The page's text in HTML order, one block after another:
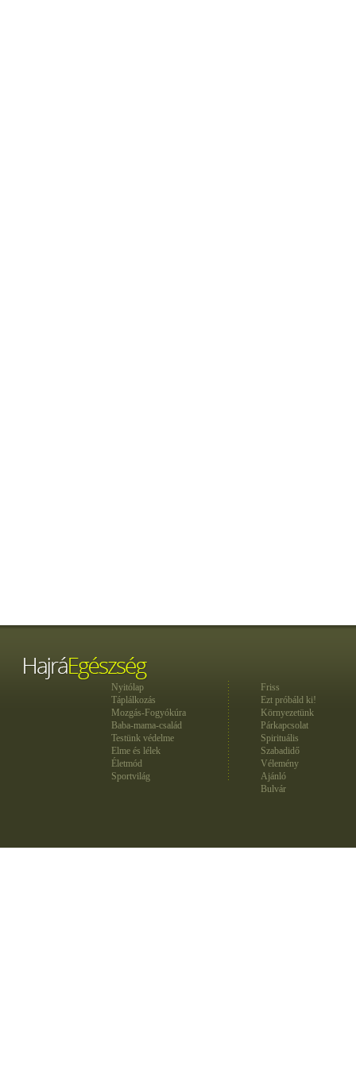
Nyitólap
Táplálkozás
Mozgás-Fogyókúra
Baba-mama-család
Testünk védelme
Elme és lélek
Életmód
Sportvilág
Friss
Ezt próbáld ki!
Környezetünk
Párkapcsolat
Spirituális
Szabadidő
Vélemény
Ajánló
Bulvár